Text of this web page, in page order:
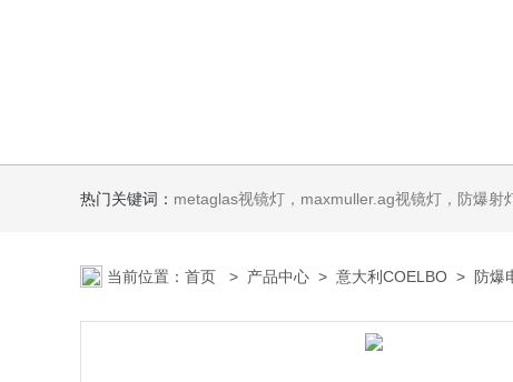
热门关键词： metaglas视镜灯，maxmuller.ag视镜灯，防爆射灯 Steris消
当前位置： 首页 > 产品中心 > 意大利COELBO > 防爆